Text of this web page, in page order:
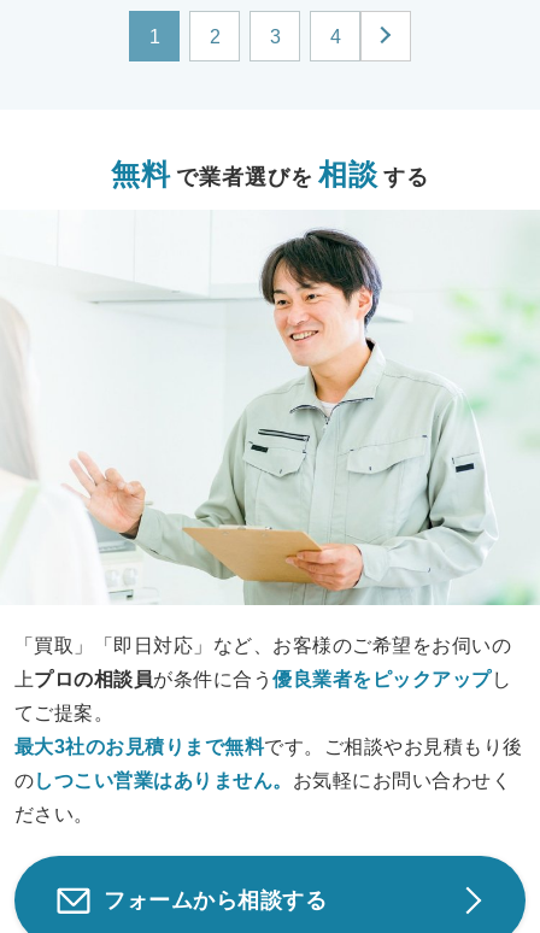
1 2 3 4
無料 で業者選びを 相談 する
「買取」「即日対応」など、お客様のご希望をお伺いの
上プロの相談員が条件に合う優良業者をピックアップし
てご提案。
最大3社のお見積りまで無料です。ご相談やお見積もり後
のしつこい営業はありません。 お気軽にお問い合わせく
ださい。
フォームから相談する